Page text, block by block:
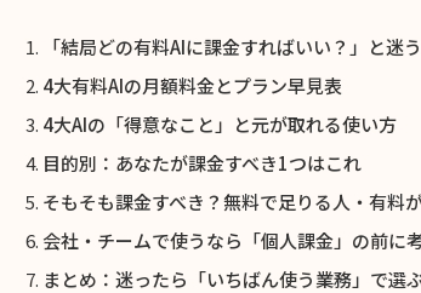
「結局どの有料AIに課金すればいい？」と迷
4大有料AIの月額料金とプラン早見表
4大AIの「得意なこと」と元が取れる使い方
目的別：あなたが課金すべき1つはこれ
そもそも課金すべき？無料で足りる人・有料
会社・チームで使うなら「個人課金」の前に
まとめ：迷ったら「いちばん使う業務」で選